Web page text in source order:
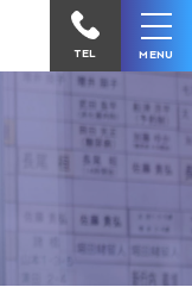
病
院
電
TEL MENU